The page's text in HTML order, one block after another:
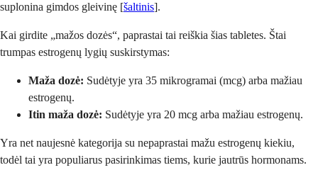
suplonina gimdos gleivinę [šaltinis].
Kai girdite „mažos dozės“, paprastai tai reiškia šias tabletes. Štai
trumpas estrogenų lygių suskirstymas:
Maža dozė: Sudėtyje yra 35 mikrogramai (mcg) arba mažiau
estrogenų.
Itin maža dozė: Sudėtyje yra 20 mcg arba mažiau estrogenų.
Yra net naujesnė kategorija su nepaprastai mažu estrogenų kiekiu,
todėl tai yra populiarus pasirinkimas tiems, kurie jautrūs hormonams.